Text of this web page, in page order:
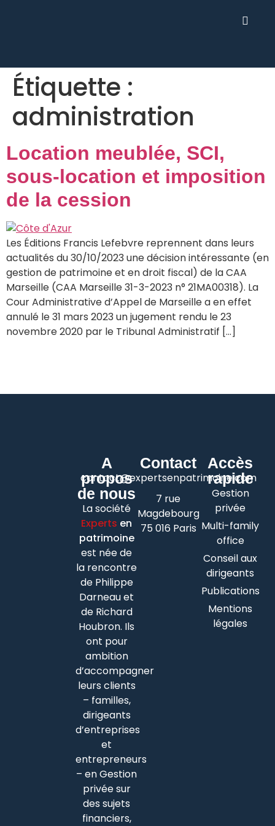
Étiquette :
administration
Location meublée, SCI,
sous-location et imposition
de la cession
Les Éditions Francis Lefebvre reprennent dans leurs
actualités du 30/10/2023 une décision intéressante (en
gestion de patrimoine et en droit fiscal) de la CAA
Marseille (CAA Marseille 31-3-2023 n° 21MA00318). La
Cour Administrative d’Appel de Marseille a en effet
annulé le 31 mars 2023 un jugement rendu le 23
novembre 2020 par le Tribunal Administratif […]
A
propos
de nous
La société
Experts en
patrimoine
est née de
la rencontre
de Philippe
Darneau et
de Richard
Houbron. Ils
ont pour
ambition
d’accompagner
leurs clients
– familles,
dirigeants
d’entreprises
et
entrepreneurs
– en Gestion
privée sur
des sujets
financiers,
Contact
contact@expertsenpatrimoine.com
7 rue
Magdebourg
75 016 Paris
Accès
rapide
Gestion
privée
Multi-family
office
Conseil aux
dirigeants
Publications
Mentions
légales